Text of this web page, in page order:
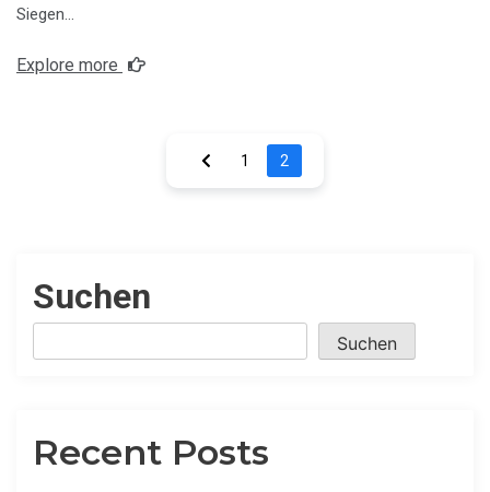
Siegen…
Explore more
1 2
Suchen
Suchen
Recent Posts